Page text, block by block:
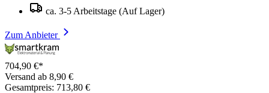
ca. 3-5 Arbeitstage (Auf Lager)
Zum Anbieter
704,90 €*
Versand ab 8,90 €
Gesamtpreis: 713,80 €